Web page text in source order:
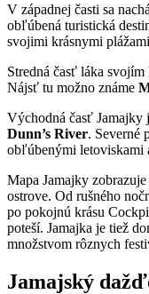
V západnej časti sa
obľúbená turistická
svojimi krásnymi
Stredná časť láka
Nájsť tu možno známe
Východná časť
Dunn’s River. Severné
obľúbenými letoviskami
Mapa Jamajky
ostrove. Od rušného
po pokojnú krásu
poteší. Jamajka je tiež
množstvom rôznych
Jamajský